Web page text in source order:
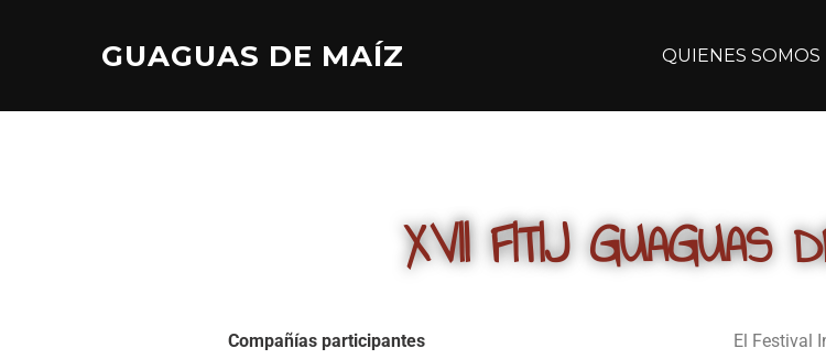
GUAGUAS DE MAÍZ QUIENES SOMOS
XVII FITIJ GUAGUAS
Compañías participantes
El Festival